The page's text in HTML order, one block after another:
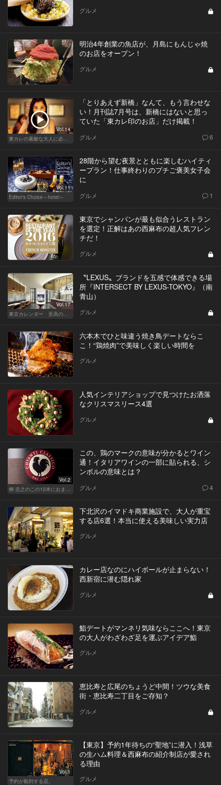
グルメ
明治4年創業の魚店が、月島にもんじゃ焼
のお店をオープン！
グルメ
Vol.14
東カレの素敵な大人に必要なこと
「とりあえず新橋」なんて、もう言わせな
い！月刊誌7月号は、新橋にはないと思っ
ていた「東カレ印のお店」だけ掲載！
グルメ 6
Vol.11
Editor's Choice～hotel～
28階から望む夜景とともに楽しむハイティ
ープラン！仕事終わりのプチご褒美女子会
に
グルメ 1
東京でシャンパンが最も似合うレストラン
を選定！正解はあの西麻布の超人気フレン
チだ！
グルメ
Vol.17
東京カレンダー 至高の名店シリーズ
〝LEXUS〟ブランドを五感で体感できる場
所『INTERSECT BY LEXUS-TOKYO』（南
青山）
グルメ
六本木でひと味違う焼き鳥デートならこ
こ！“鶏焼肉”で美味しく楽しい時間を
グルメ
人気インテリアショップで見つけたお洒落
なクリスマスリース4選
グルメ
Vol.2
柳 忠之のこの12本におまかせ
この、鶏のマークの意味が分かるとワイン
通！イタリアワインの一部に貼られる、シ
ンボルの意味とは？
グルメ 4
下北沢のイマドキ商業施設で、大人が重宝
する店6選！本当に使える美味しい実力店
グルメ
カレー店なのにハイボールが止まらない！
西新宿に潜む隠れ家
グルメ
鮨デートがマンネリ気味ならここへ！東京
の大人がわざわざ足を運ぶアイデア鮨
グルメ
恵比寿と広尾のちょうど中間！ツウな美食
街・恵比寿二丁目をご存知？
グルメ
Vol.1
予約が殺到する店。
【東京】予約1年待ちの“聖地”に潜入！浅草
の生ハム料理＆西麻布の紹介制店が愛され
る理由
グルメ